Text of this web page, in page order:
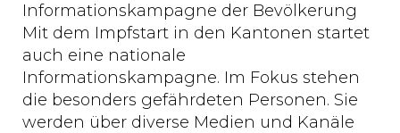
Informationskampagne der Bevölkerung
Mit dem Impfstart in den Kantonen startet
auch eine nationale
Informationskampagne. Im Fokus stehen
die besonders gefährdeten Personen. Sie
werden über diverse Medien und Kanäle